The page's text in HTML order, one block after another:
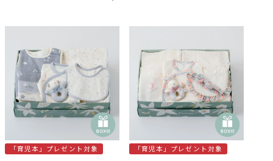
「育児本」プレゼント対象 「育児本」プレゼント対象